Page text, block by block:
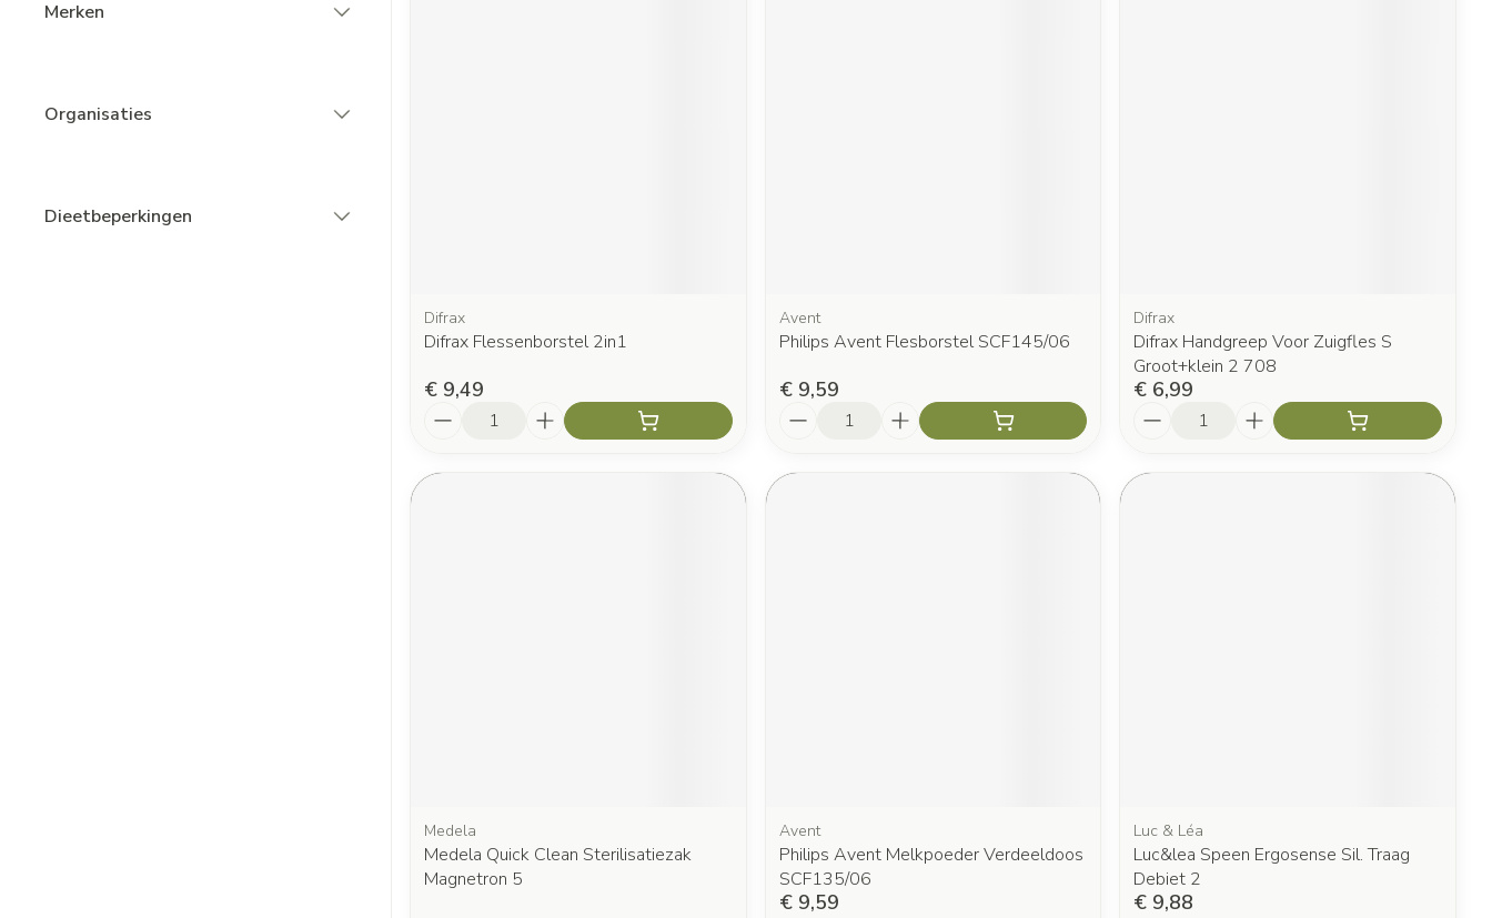
Merken
Organisaties
Dieetbeperkingen
Difrax
Difrax Flessenborstel 2in1
€ 9,49
Avent
Philips Avent Flesborstel SCF145/06
€ 9,59
Difrax
Difrax Handgreep Voor Zuigfles S
Groot+klein 2 708
€ 6,99
Medela
Medela Quick Clean Sterilisatiezak
Magnetron 5
Avent
Philips Avent Melkpoeder Verdeeldoos
SCF135/06
€ 9,59
Luc & Léa
Luc&lea Speen Ergosense Sil. Traag
Debiet 2
€ 9,88